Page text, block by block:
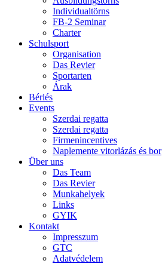
Individualtörns
FB-2 Seminar
Charter
Schulsport
Organisation
Das Revier
Sportarten
Árak
Bérlés
Events
Szerdai regatta
Szerdai regatta
Firmenincentives
Naplemente vitorlázás és bor
Über uns
Das Team
Das Revier
Munkahelyek
Links
GYIK
Kontakt
Impresszum
GTC
Adatvédelem